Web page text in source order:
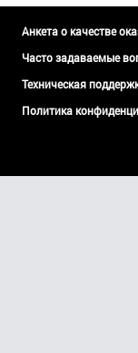
Анкета о качестве
Часто задаваемые
Техническая
Политика